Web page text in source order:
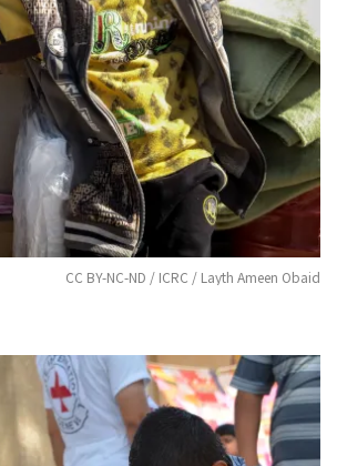
CC BY-NC-ND / ICRC / Layth Ameen Obaid